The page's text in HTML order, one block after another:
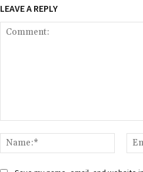
LEAVE A REPLY